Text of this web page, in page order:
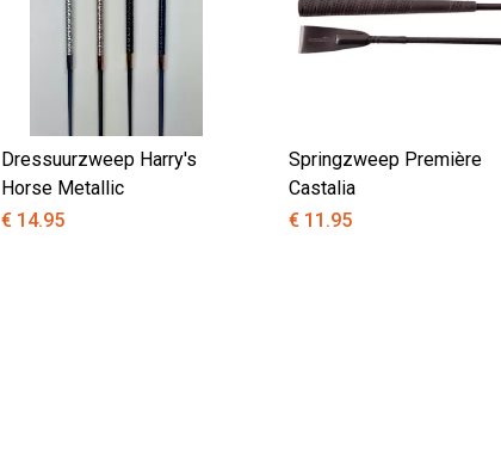
Dressuurzweep Harry's
Horse Metallic
€ 14.95
Springzweep Première
Castalia
€ 11.95